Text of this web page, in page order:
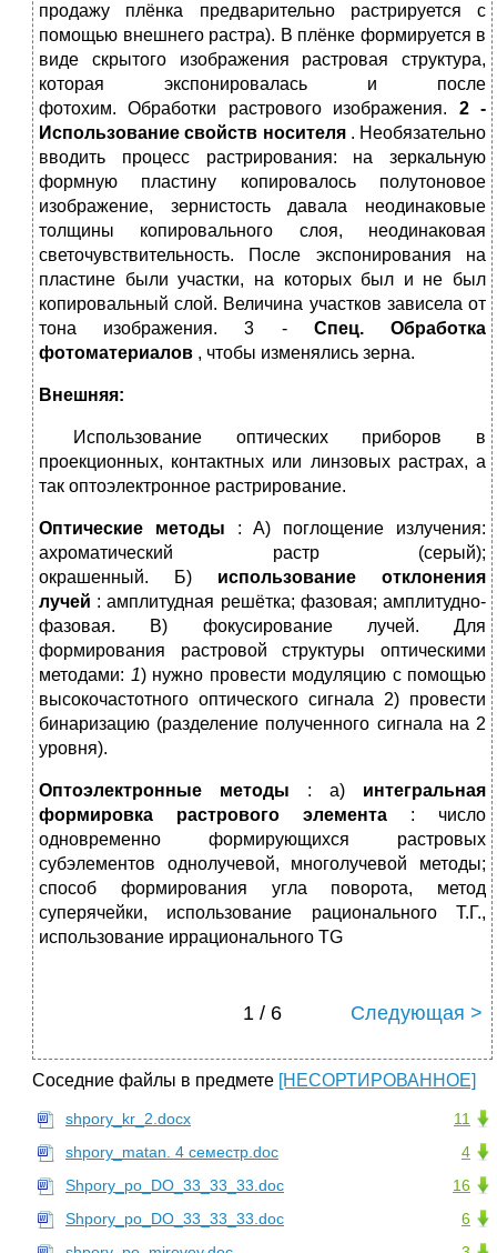
продажу плёнка предварительно растрируется с
помощью внешнего растра). В плёнке формируется в
виде скрытого изображения растровая структура,
которая экспонировалась и после
фотохим. Обработки растрового изображения. 2 -
Использование свойств носителя. Необязательно
вводить процесс растрирования: на зеркальную
формную пластину копировалось полутоновое
изображение, зернистость давала неодинаковые
толщины копировального слоя, неодинаковая
светочувствительность. После экспонирования на
пластине были участки, на которых был и не был
копировальный слой. Величина участков зависела от
тона изображения. 3 - Спец.
Обработка
фотоматериалов , чтобы изменялись зерна.
Внешняя:
Использование оптических приборов в
проекционных, контактных или линзовых растрах, а
так оптоэлектронное растрирование.
Оптические методы : А) поглощение излучения:
ахроматический растр (серый);
окрашенный. Б) использование отклонения
лучей : амплитудная решётка; фазовая; амплитудно-
фазовая. В) фокусирование лучей. Для
формирования растровой структуры оптическими
методами: 1) нужно провести модуляцию с помощью
высокочастотного оптического сигнала 2) провести
бинаризацию (разделение полученного сигнала на 2
уровня).
Оптоэлектронные методы : а) интегральная
формировка растрового элемента : число
одновременно формирующихся растровых
субэлементов однолучевой, многолучевой методы;
способ формирования угла поворота, метод
суперячейки, использование рационального Т.Г.,
использование иррационального TG
1 / 6 Следующая >
Соседние файлы в предмете [НЕСОРТИРОВАННОЕ]
11
shpory_kr_2.docx
4
shpory_matan. 4 семестр.doc
16
Shpory_po_DO_33_33_33.doc
6
Shpory_po_DO_33_33_33.doc